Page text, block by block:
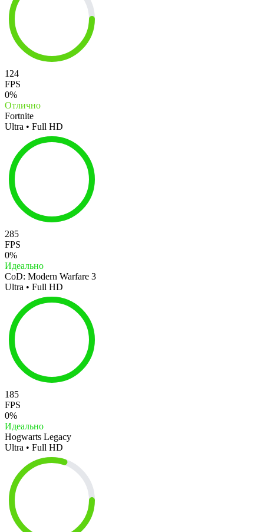
124
FPS
0%
Отлично
Fortnite
Ultra • Full HD
285
FPS
0%
Идеально
CoD: Modern Warfare 3
Ultra • Full HD
185
FPS
0%
Идеально
Hogwarts Legacy
Ultra • Full HD